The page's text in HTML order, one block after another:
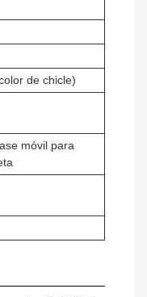
de chicle)
móvil para